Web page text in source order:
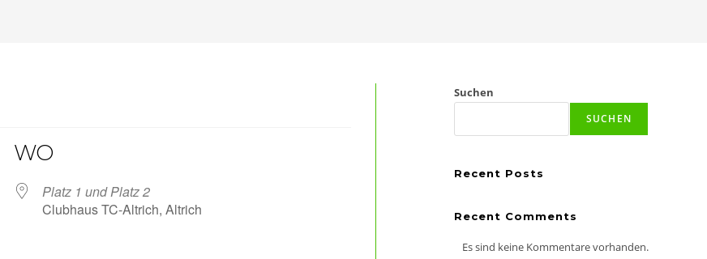
WO
Platz 1 und Platz 2
Clubhaus TC-Altrich, Altrich
Suchen
SUCHEN
Recent Posts
Recent Comments
Es sind keine Kommentare vorhanden.